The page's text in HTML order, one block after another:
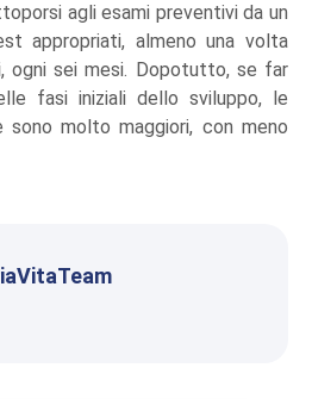
agli esami preventivi da un
appropriati, almeno una volta
ogni sei mesi. Dopotutto, se far
fasi iniziali dello sviluppo, le
sono molto maggiori, con meno